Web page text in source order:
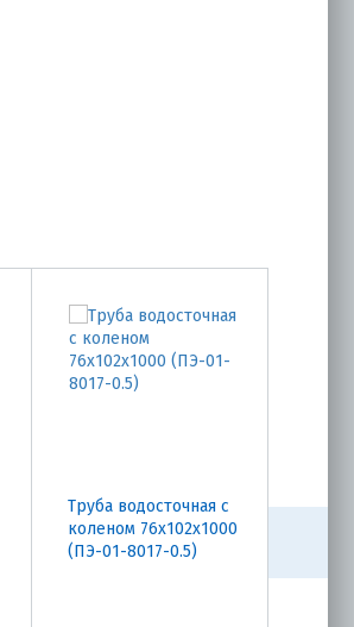
Труба водосточная с
коленом 76х102х1000
(ПЭ-01-8017-0.5)